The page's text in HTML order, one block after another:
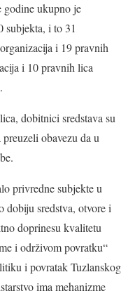
godine ukupno je
subjekta, i to 31
i 19 pravnih
i 10 pravnih lica
dobitnici sredstava su
obavezu da u
privredne subjekte u
dobiju sredstva, otvore i
doprinesu kvalitetu
i održivom povratku“
i povratak Tuzlanskog
ima mehanizme